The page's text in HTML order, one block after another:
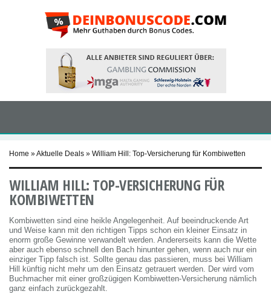
Home »Aktuelle Deals » William Hill: Top-Versicherung für Kombiwetten
WILLIAM HILL: TOP-VERSICHERUNG FÜR
KOMBIWETTEN
Kombiwetten sind eine heikle Angelegenheit. Auf beeindruckende Art
und Weise kann mit den richtigen Tipps schon ein kleiner Einsatz in
enorm große Gewinne verwandelt werden. Andererseits kann die Wette
aber auch ebenso schnell den Bach hinunter gehen, wenn auch nur ein
einziger Tipp falsch ist. Sollte genau das passieren, muss bei William
Hill künftig nicht mehr um den Einsatz getrauert werden. Der wird vom
Buchmacher mit einer großzügigen Kombiwetten-Versicherung nämlich
ganz einfach zurückgezahlt.